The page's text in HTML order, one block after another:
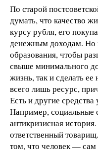
По старой
думать, что качество
курсу рубля, его
денежным доходам. Но
образования, чтобы
свыше минимального
жизнь, так и сделать
всего лишь ресурс,
Есть и другие
Например, социальные
антикризисная
ответственный
том, что человек — сам